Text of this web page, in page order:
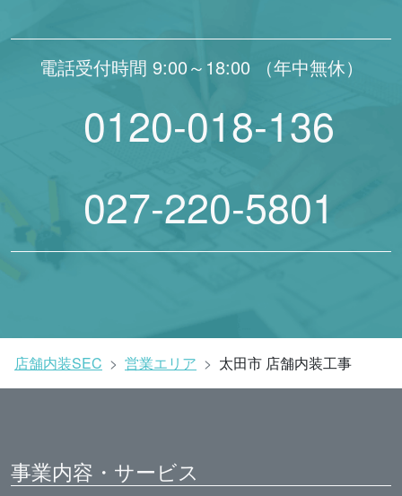
店舗内装SEC 営業エリア 太田市 店舗内装工事
電話受付時間 9:00～18:00 （年中無休）
0120-018-136
027-220-5801
事業内容・サービス